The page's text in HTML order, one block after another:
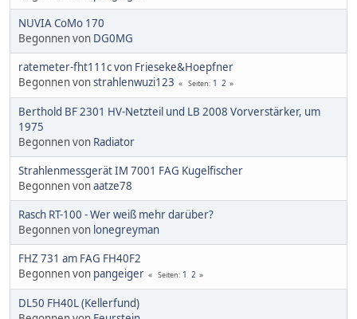
NUVIA CoMo 170
Begonnen von DG0MG
ratemeter-fht111c von Frieseke&Hoepfner
Begonnen vonstrahlenwuzi123 Seiten 1 2
Berthold BF 2301 HV-Netzteil und LB 2008 Vorverstärker, um
1975
Begonnen von Radiator
Strahlenmessgerät IM 7001 FAG Kugelfischer
Begonnen vonaatze78
Rasch RT-100 - Wer weiß mehr darüber?
Begonnen von lonegreyman
FHZ 731 am FAG FH40F2
Begonnen von pangeiger Seiten 1 2
DL50 FH40L (Kellerfund)